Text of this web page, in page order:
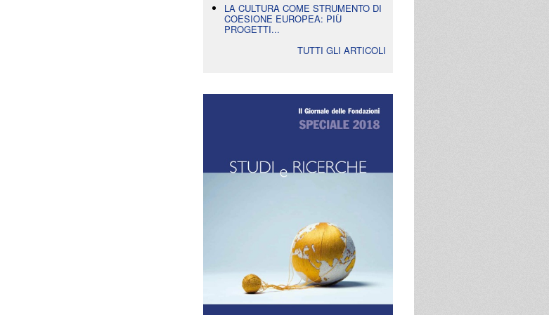
LA CULTURA COME STRUMENTO DI
COESIONE EUROPEA: PIÙ
PROGETTI...
TUTTI GLI ARTICOLI